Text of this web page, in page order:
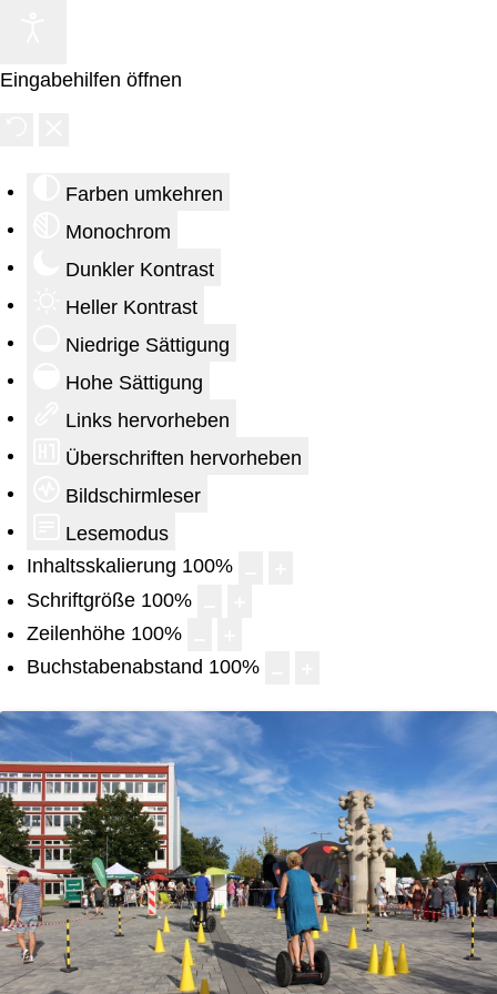
Eingabehilfen öffnen
Farben umkehren
Monochrom
Dunkler Kontrast
Heller Kontrast
Niedrige Sättigung
Hohe Sättigung
Links hervorheben
Überschriften hervorheben
Bildschirmleser
Lesemodus
Inhaltsskalierung 100%
Schriftgröße 100%
Zeilenhöhe 100%
Buchstabenabstand 100%